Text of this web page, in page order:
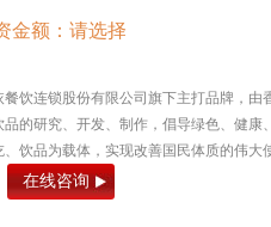
金额：请选择
饮连锁股份有限公司旗下主打品牌，由
的研究、开发、制作，倡导绿色、健康
饮品为载体，实现改善国民体质的伟大
在线咨询